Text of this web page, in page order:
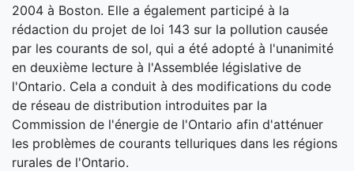
2004 à Boston. Elle a également participé à la
rédaction du projet de loi 143 sur la pollution causée
par les courants de sol, qui a été adopté à l'unanimité
en deuxième lecture à l'Assemblée législative de
l'Ontario. Cela a conduit à des modifications du code
de réseau de distribution introduites par la
Commission de l'énergie de l'Ontario afin d'atténuer
les problèmes de courants telluriques dans les régions
rurales de l'Ontario.